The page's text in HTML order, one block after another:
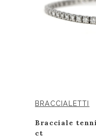
BRACCIALETTI
Bracciale
ct